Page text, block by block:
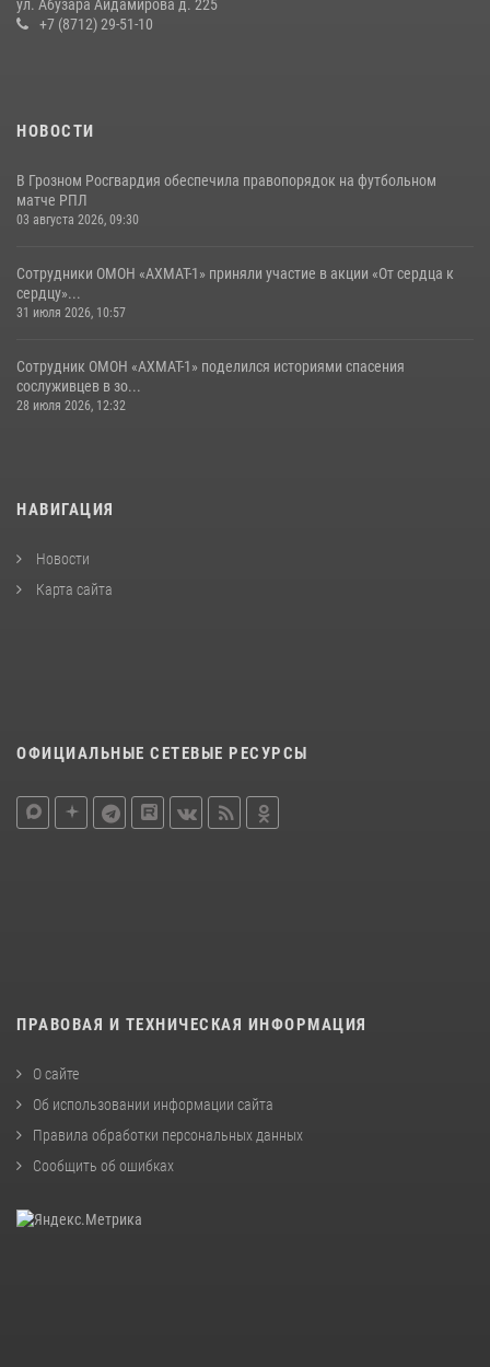
сослуживцев в зоне СВО
ул. Абузара Айдамирова д. 225
+7 (8712) 29-51-10
НОВОСТИ
В Грозном Росгвардия обеспечила правопорядок на футбольном
матче РПЛ
03 августа 2026, 09:30
Сотрудники ОМОН «АХМАТ-1» приняли участие в акции «От сердца к
сердцу»...
31 июля 2026, 10:57
Сотрудник ОМОН «АХМАТ-1» поделился историями спасения
сослуживцев в зо...
28 июля 2026, 12:32
НАВИГАЦИЯ
Новости
Карта сайта
ОФИЦИАЛЬНЫЕ СЕТЕВЫЕ РЕСУРСЫ
ПРАВОВАЯ И ТЕХНИЧЕСКАЯ ИНФОРМАЦИЯ
О сайте
Об использовании информации сайта
Правила обработки персональных данных
Сообщить об ошибках